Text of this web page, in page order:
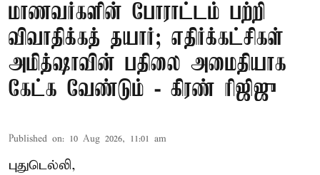
மாணவர்களின் போராட்டம் பற்றி
விவாதிக்கத் தயார்; எதிர்க்கட்சிகள்
அமித்ஷாவின் பதிலை அமைதியாக
கேட்க வேண்டும் - கிரண் ரிஜிஜு
Published on: 10 Aug 2026, 11:01 am
புதுடெல்லி,